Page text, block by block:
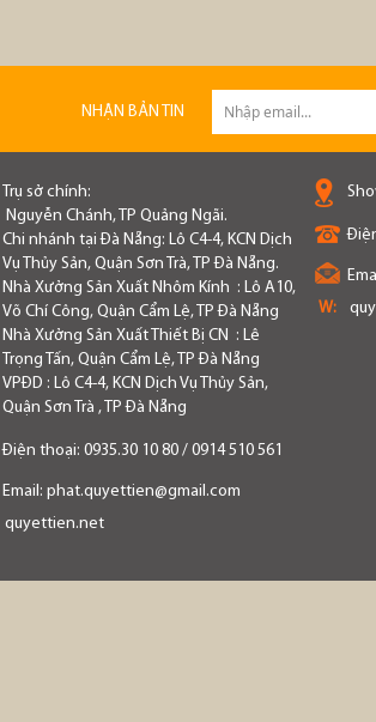
NHẬN BẢN TIN
Trụ sở chính:
Nguyễn Chánh, TP Quảng Ngãi.
Chi nhánh tại Đà Nẵng: Lô C4-4, KCN Dịch
Vụ Thủy Sản, Quận Sơn Trà, TP Đà Nẵng.
Nhà Xưởng Sản Xuất Nhôm Kính : Lô A10,
Võ Chí Công, Quận Cẩm Lệ, TP Đà Nẵng
Nhà Xưởng Sản Xuất Thiết Bị CN : Lê
Trọng Tấn, Quận Cẩm Lệ, TP Đà Nẵng
VPĐD : Lô C4-4, KCN Dịch Vụ Thủy Sản,
Quận Sơn Trà , TP Đà Nẵng
Điện thoại: 0935.30 10 80 / 0914 510 561
Email: phat.quyettien@gmail.com
quyettien.net
W: